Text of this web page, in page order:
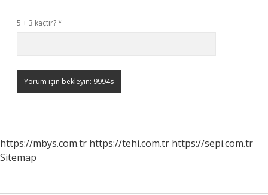
5 + 3 kaçtır?*
https://mbys.com.tr https://tehi.com.tr https://sepi.com.tr
Sitemap